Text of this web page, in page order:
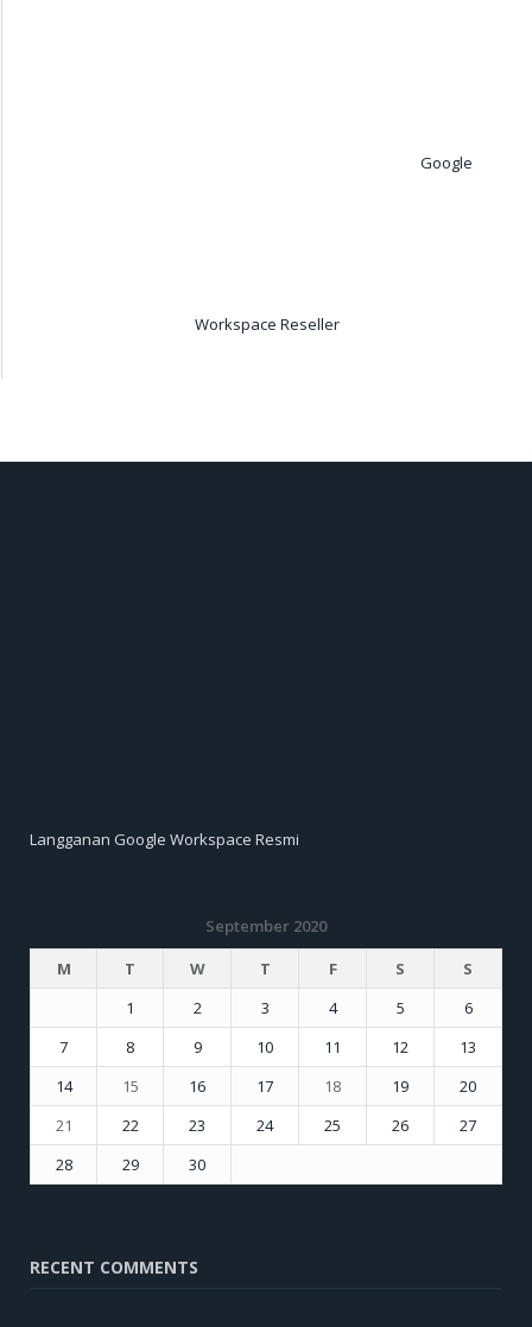
Google
Workspace Reseller
Langganan Google Workspace Resmi
September 2020
M
T W T F S
S
1
2 3 4 5
6
7
8 9 10 11 12
13
14
15 16 17 18 19
20
21
22 23 24 25 26
27
28
29
30
RECENT COMMENTS